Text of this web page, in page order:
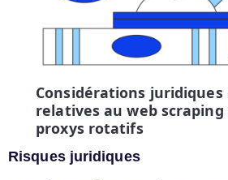
Considérations
relatives au web scraping
proxys rotatifs
Risques juridiques